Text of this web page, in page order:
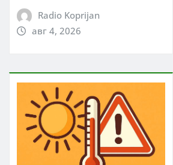
Radio Koprijan
авг 4, 2026